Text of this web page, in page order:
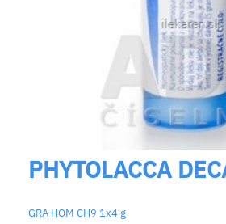
PHYTOLACCA
GRA HOM CH9 1x4 g